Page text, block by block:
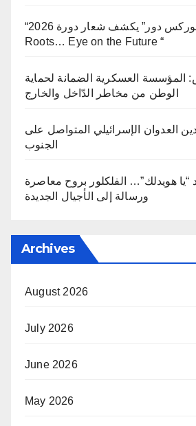
“الموركس دور” يكشف شعار دورة 2026 ” Back to the
Roots… Eye on the Future “
المؤسسة العسكرية الضمانة لحماية
الوطن من مخاطر الدّاخل والخارج
العدوان الإسرائيلي المتواصل على
الجنوب
“يا هويدلك”… الفلكلور بروح معاصرة
ورسالة إلى الأجيال الجديدة
Archives
August 2026
July 2026
June 2026
May 2026